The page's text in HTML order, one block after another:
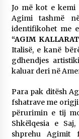
KALLARATI NË
RINDËRTIMIN E
22/09/2025
– ËNGJËLL HASIMAJ – “KUJTIMET E MIA
KALLARATIN SI
EDHE SI NJË BANOR
12/09/2025
Gazeta Kallarati nr.
06/02/2025
Jo më kot e kemi
Agimi tashmë
identifikohet me
“AGIM
Italisë, e kanë
gdhendjes
kaluar deri në
Para pak ditësh
fshatrave me
përurimin e tij
Shkëlqesia e
shprehu Agimit